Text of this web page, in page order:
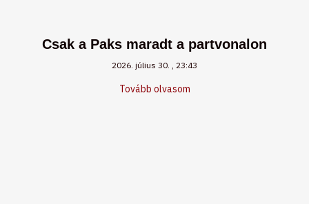
Csak a Paks maradt a partvonalon
2026. július 30. 23:43
Tovább olvasom